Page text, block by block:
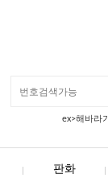
ex>해바라기
판화